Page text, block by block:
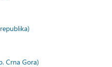
Crna Gora)